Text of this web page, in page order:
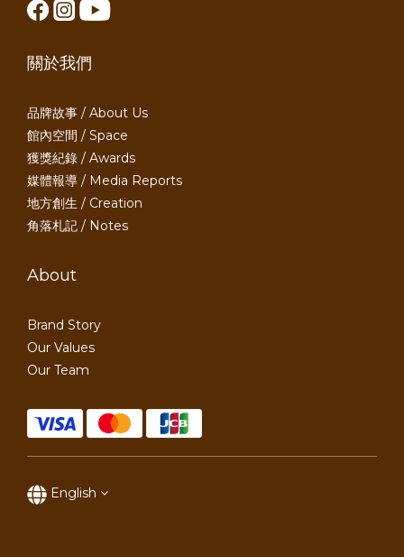
關於我們
品牌故事 / About Us
館內空間 / Space
獲獎紀錄 / Awards
媒體報導 / Media Reports
地方創生 / Creation
角落札記 / Notes
About
Brand Story
Our Values
Our Team
English